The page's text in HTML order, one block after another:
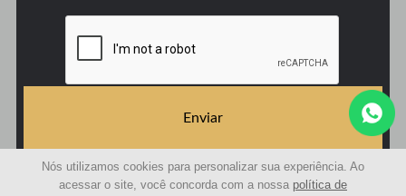
Enviar
Nós utilizamos cookies para personalizar sua experiência. Ao
acessar o site, você concorda com a nossa política de